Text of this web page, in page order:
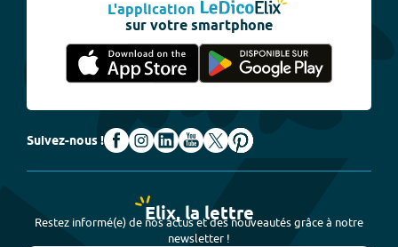
L'application
sur votre smartphone
Suivez-nous !
Elix, la lettre
Restez informé(e) de nos actus et des nouveautés grâce à notre
newsletter !